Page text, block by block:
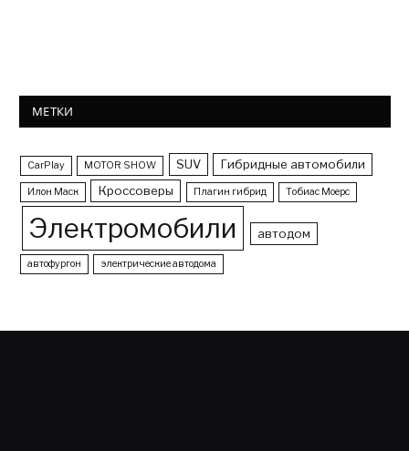
МЕТКИ
CarPlay MOTOR SHOW SUV Гибридные автомобили
Илон Маск Кроссоверы Плагин гибрид Тобиас Моерс
Электромобили автодом
автофургон электрические автодома